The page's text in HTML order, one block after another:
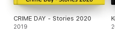
CRIME DAY - Stories 2020
2019